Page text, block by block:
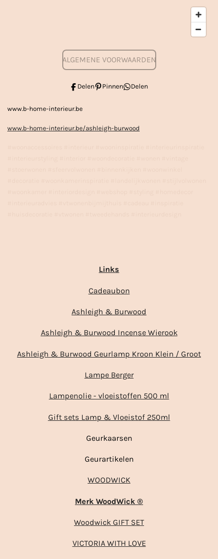
ALGEMENE VOORWAARDEN
Delen Pinnen Delen
www.b-home-interieur.be
www.b-home-interieur.be/ashleigh-burwood
Links
Cadeaubon
Ashleigh & Burwood
Ashleigh & Burwood Incense Wierook
Ashleigh & Burwood Geurlamp Kroon Klein / Groot
Lampe Berger
Lampenolie - vloeistoffen 500 ml
Gift sets Lamp & Vloeistof 250ml
Geurkaarsen
Geurartikelen
WOODWICK
Merk WoodWick ®
Woodwick GIFT SET
VICTORIA WITH LOVE